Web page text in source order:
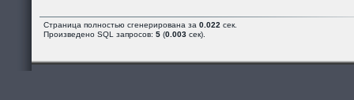
Страница полностью сгенерирована за 0.022 сек.
Произведено SQL запросов: 5 (0.003 сек).